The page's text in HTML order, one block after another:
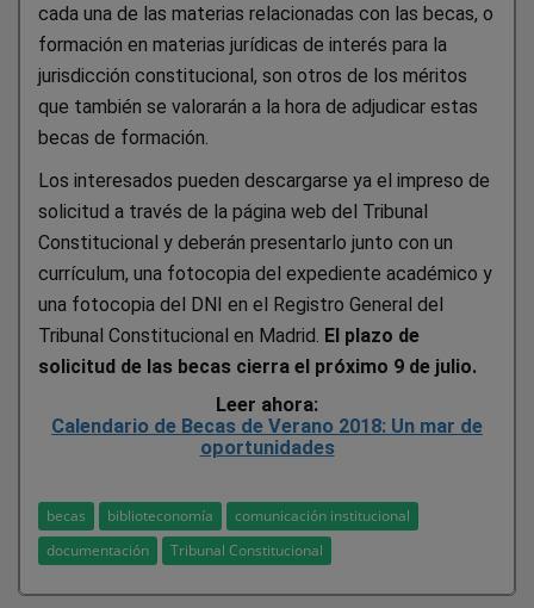
cada una de las materias relacionadas con las becas, o
formación en materias jurídicas de interés para la
jurisdicción constitucional, son otros de los méritos
que también se valorarán a la hora de adjudicar estas
becas de formación.
Los interesados pueden descargarse ya el impreso de
solicitud a través de la página web del Tribunal
Constitucional y deberán presentarlo junto con un
currículum, una fotocopia del expediente académico y
una fotocopia del DNI en el Registro General del
Tribunal Constitucional en Madrid. El plazo de
solicitud de las becas cierra el próximo 9 de julio.
Leer ahora:
Calendario de Becas de Verano 2018: Un mar de
oportunidades
becas biblioteconomía
comunicación institucional
documentación
Tribunal Constitucional